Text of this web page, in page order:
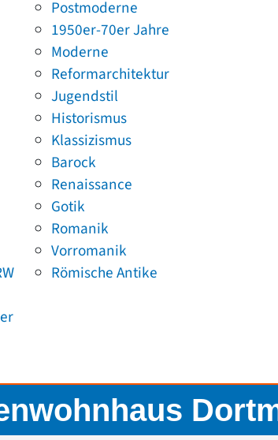
Postmoderne
1950er-70er Jahre
Moderne
Reformarchitektur
Jugendstil
Historismus
Klassizismus
Barock
Renaissance
Gotik
Romanik
Vorromanik
Römische Antike